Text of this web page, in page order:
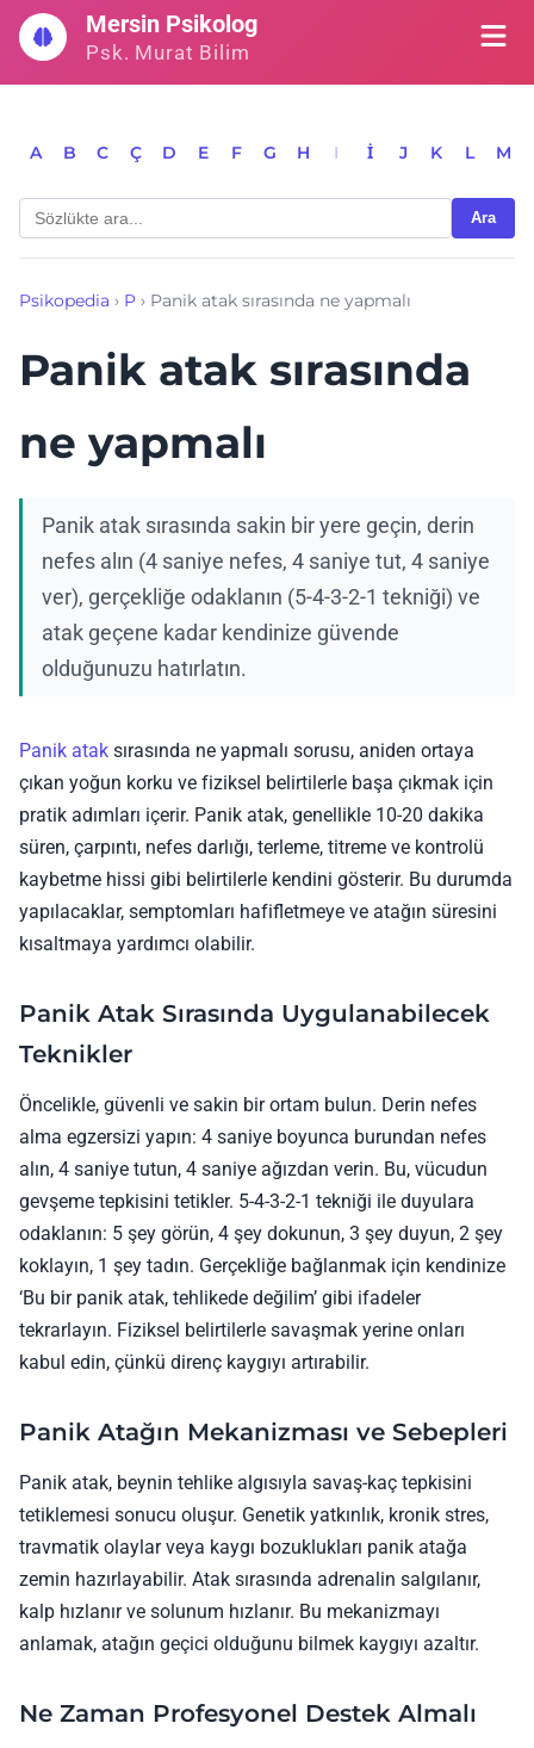
İçeriğe
geç
Mersin Psikolog
Psk. Murat Bilim
A B C Ç D E F G H I İ J K L M
Ara
Psikopedia › P › Panik atak sırasında ne yapmalı
Panik atak sırasında
ne yapmalı
Panik atak sırasında sakin bir yere geçin, derin
nefes alın (4 saniye nefes, 4 saniye tut, 4 saniye
ver), gerçekliğe odaklanın (5-4-3-2-1 tekniği) ve
atak geçene kadar kendinize güvende
olduğunuzu hatırlatın.
Panik atak sırasında ne yapmalı sorusu, aniden ortaya
çıkan yoğun korku ve fiziksel belirtilerle başa çıkmak için
pratik adımları içerir. Panik atak, genellikle 10-20 dakika
süren, çarpıntı, nefes darlığı, terleme, titreme ve kontrolü
kaybetme hissi gibi belirtilerle kendini gösterir. Bu durumda
yapılacaklar, semptomları hafifletmeye ve atağın süresini
kısaltmaya yardımcı olabilir.
Panik Atak Sırasında Uygulanabilecek
Teknikler
Öncelikle, güvenli ve sakin bir ortam bulun. Derin nefes
alma egzersizi yapın: 4 saniye boyunca burundan nefes
alın, 4 saniye tutun, 4 saniye ağızdan verin. Bu, vücudun
gevşeme tepkisini tetikler. 5-4-3-2-1 tekniği ile duyulara
odaklanın: 5 şey görün, 4 şey dokunun, 3 şey duyun, 2 şey
koklayın, 1 şey tadın. Gerçekliğe bağlanmak için kendinize
‘Bu bir panik atak, tehlikede değilim’ gibi ifadeler
tekrarlayın. Fiziksel belirtilerle savaşmak yerine onları
kabul edin, çünkü direnç kaygıyı artırabilir.
Panik Atağın Mekanizması ve Sebepleri
Panik atak, beynin tehlike algısıyla savaş-kaç tepkisini
tetiklemesi sonucu oluşur. Genetik yatkınlık, kronik stres,
travmatik olaylar veya kaygı bozuklukları panik atağa
zemin hazırlayabilir. Atak sırasında adrenalin salgılanır,
kalp hızlanır ve solunum hızlanır. Bu mekanizmayı
anlamak, atağın geçici olduğunu bilmek kaygıyı azaltır.
Ne Zaman Profesyonel Destek Almalı